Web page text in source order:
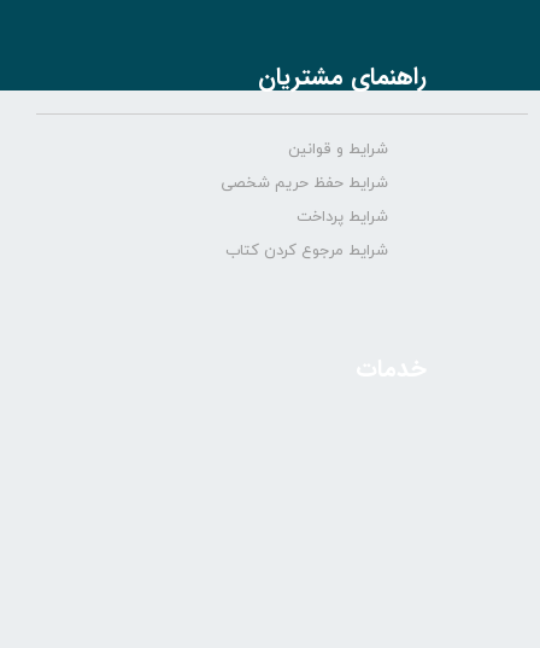
راهنمای مشتریان
شرایط و قوانین
شرایط حفظ حریم شخصی
شرایط پرداخت
شرایط مرجوع کردن کتاب